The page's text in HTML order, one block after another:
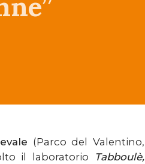
(Parco del Valentino,
il laboratorio
Tabboulè,